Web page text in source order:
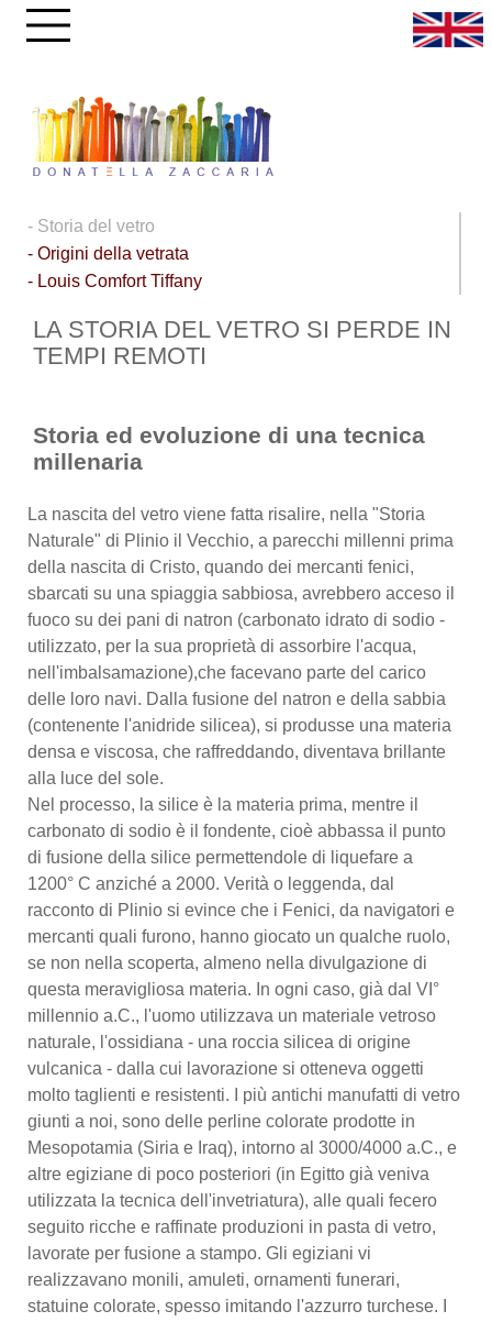
- Storia del vetro
- Origini della vetrata
- Louis Comfort Tiffany
LA STORIA DEL VETRO SI PERDE IN
TEMPI REMOTI
Storia ed evoluzione di una tecnica
millenaria
La nascita del vetro viene fatta risalire, nella "Storia
Naturale" di Plinio il Vecchio, a parecchi millenni prima
della nascita di Cristo, quando dei mercanti fenici,
sbarcati su una spiaggia sabbiosa, avrebbero acceso il
fuoco su dei pani di natron (carbonato idrato di sodio -
utilizzato, per la sua proprietà di assorbire l'acqua,
nell'imbalsamazione),che facevano parte del carico
delle loro navi. Dalla fusione del natron e della sabbia
(contenente l'anidride silicea), si produsse una materia
densa e viscosa, che raffreddando, diventava brillante
alla luce del sole.
Nel processo, la silice è la materia prima, mentre il
carbonato di sodio è il fondente, cioè abbassa il punto
di fusione della silice permettendole di liquefare a
1200° C anziché a 2000. Verità o leggenda, dal
racconto di Plinio si evince che i Fenici, da navigatori e
mercanti quali furono, hanno giocato un qualche ruolo,
se non nella scoperta, almeno nella divulgazione di
questa meravigliosa materia. In ogni caso, già dal VI°
millennio a.C., l'uomo utilizzava un materiale vetroso
naturale, l'ossidiana - una roccia silicea di origine
vulcanica - dalla cui lavorazione si otteneva oggetti
molto taglienti e resistenti. I più antichi manufatti di vetro
giunti a noi, sono delle perline colorate prodotte in
Mesopotamia (Siria e Iraq), intorno al 3000/4000 a.C., e
altre egiziane di poco posteriori (in Egitto già veniva
utilizzata la tecnica dell'invetriatura), alle quali fecero
seguito ricche e raffinate produzioni in pasta di vetro,
lavorate per fusione a stampo. Gli egiziani vi
realizzavano monili, amuleti, ornamenti funerari,
statuine colorate, spesso imitando l'azzurro turchese. I